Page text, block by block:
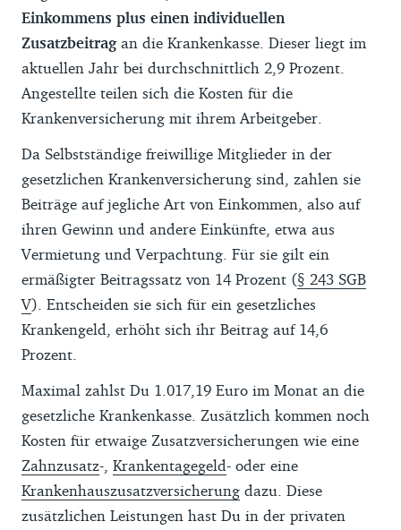
Einkommens plus einen individuellen
Zusatzbeitragan die Krankenkasse. Dieser liegt im
aktuellen Jahr bei durchschnittlich 2,9 Prozent.
Angestellte teilen sich die Kosten für die
Krankenversicherung mit ihrem Arbeitgeber.
Da Selbstständige freiwillige Mitglieder in der
gesetzlichen Krankenversicherung sind, zahlen sie
Beiträge auf jegliche Art von Einkommen, also auf
ihren Gewinn und andere Einkünfte, etwa aus
Vermietung und Verpachtung. Für sie gilt ein
ermäßigter Beitragssatz von 14 Prozent (§ 243 SGB
V). Entscheiden sie sich für ein gesetzliches
Krankengeld, erhöht sich ihr Beitrag auf 14,6
Prozent.
Maximal zahlst Du 1.017,19 Euro im Monat an die
gesetzliche Krankenkasse. Zusätzlich kommen noch
Kosten für etwaige Zusatzversicherungen wie eine
Zahnzusatz-, Krankentagegeld- oder eine
Krankenhauszusatzversicherung dazu. Diese
zusätzlichen Leistungen hast Du in der privaten